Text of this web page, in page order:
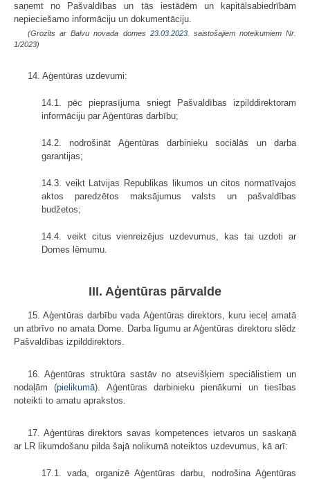
saņemt no Pašvaldības un tās iestādēm un kapitālsabiedrībām
nepieciešamo informāciju un dokumentāciju.
(Grozīts ar Balvu novada domes 23.03.2023.
saistošajiem noteikumiem Nr.
1/2023)
14. Aģentūras uzdevumi:
14.1. pēc pieprasījuma sniegt Pašvaldības izpilddirektoram
informāciju par Aģentūras darbību;
14.2. nodrošināt Aģentūras darbinieku sociālās un darba
garantijas;
14.3. veikt Latvijas Republikas likumos un citos normatīvajos
aktos paredzētos maksājumus valsts un pašvaldības
budžetos;
14.4. veikt citus vienreizējus uzdevumus, kas tai uzdoti ar
Domes lēmumu.
III. Aģentūras pārvalde
15. Aģentūras darbību vada Aģentūras direktors, kuru ieceļ amatā
un atbrīvo no amata Dome. Darba līgumu ar Aģentūras direktoru slēdz
Pašvaldības izpilddirektors.
16. Aģentūras struktūra sastāv no atsevišķiem speciālistiem un
nodaļām (pielikumā). Aģentūras darbinieku pienākumi un tiesības
noteikti to amatu aprakstos.
17. Aģentūras direktors savas kompetences ietvaros un saskaņā
ar LR likumdošanu pilda šajā nolikumā noteiktos uzdevumus, kā arī:
17.1. vada, organizē Aģentūras darbu, nodrošina Aģentūras